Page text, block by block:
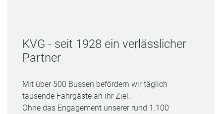
KVG - seit 1928 ein verlässlicher
Partner
Mit über 500 Bussen befördern wir täglich
tausende Fahrgäste an ihr Ziel.
Ohne das Engagement unserer rund 1.100